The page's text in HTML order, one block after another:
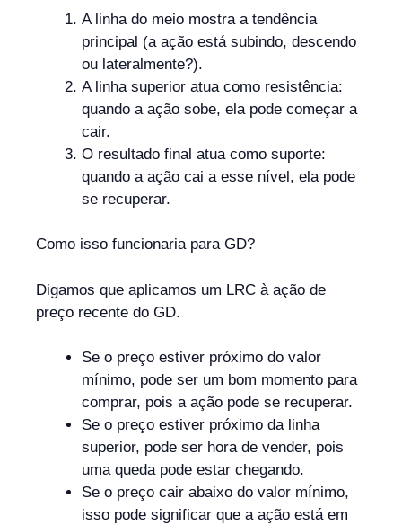
A linha do meio mostra a tendência
principal (a ação está subindo, descendo
ou lateralmente?).
A linha superior atua como resistência:
quando a ação sobe, ela pode começar a
cair.
O resultado final atua como suporte:
quando a ação cai a esse nível, ela pode
se recuperar.
Como isso funcionaria para GD?
Digamos que aplicamos um LRC à ação de
preço recente do GD.
Se o preço estiver próximo do valor
mínimo, pode ser um bom momento para
comprar, pois a ação pode se recuperar.
Se o preço estiver próximo da linha
superior, pode ser hora de vender, pois
uma queda pode estar chegando.
Se o preço cair abaixo do valor mínimo,
isso pode significar que a ação está em